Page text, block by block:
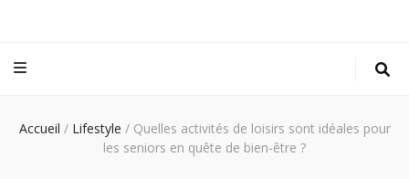
Accueil / Lifestyle / Quelles activités de loisirs sont idéales pour
les seniors en quête de bien-être ?